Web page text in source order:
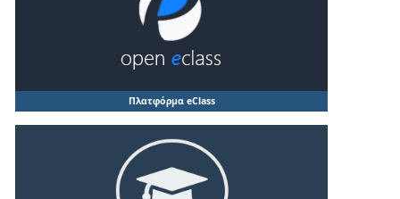
Πλατφόρμα eClass